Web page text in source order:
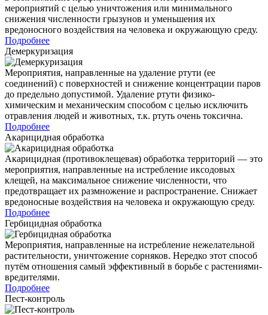
мероприятий с целью уничтожения или минимального
снижения численности грызунов и уменьшения их
вредоносного воздействия на человека и окружающую среду.
Подробнее
Демеркуризация
Мероприятия, направленные на удаление ртути (ее
соединений) с поверхностей и снижение концентрации паров
до предельно допустимой. Удаление ртути физико-
химическим и механическим способом с целью исключить
отравления людей и животных, т.к. ртуть очень токсична.
Подробнее
Акарицидная обработка
Акарицидная (противоклещевая) обработка территорий — это
мероприятия, направленные на истребление иксодовых
клещей, на максимальное снижение численности, что
предотвращает их размножение и распространение. Снижает
вредоносные воздействия на человека и окружающую среду.
Подробнее
Гербицидная обработка
Мероприятия, направленные на истребление нежелательной
растительности, уничтожение сорняков. Нередко этот способ
путём отношения самый эффективный в борьбе с растениями-
вредителями.
Подробнее
Пест-контроль